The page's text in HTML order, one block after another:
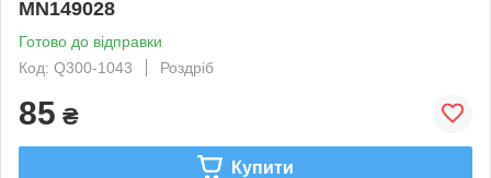
MN149028
Готово до відправки
Код: Q300-1043
Роздріб
85 ₴
Купити